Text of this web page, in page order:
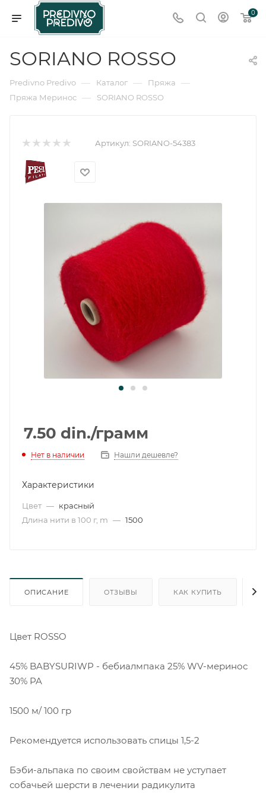
0
SORIANO ROSSO
Predivno Predivo — Каталог — Пряжа —
Пряжа Меринос — SORIANO ROSSO
Артикул: SORIANO-54383
7.50 din./грамм
Нет в наличии Нашли дешевле?
Характеристики
Цвет — красный
Длина нити в 100 г, m — 1500
ОПИСАНИЕ ОТЗЫВЫ КАК КУПИТЬ
Цвет ROSSO
45% BABYSURIWP - бебиалмпака 25% WV-меринос
30% PA
1500 м/ 100 гр
Рекомендуется использовать спицы 1,5-2
Бэби-альпака по своим свойствам не уступает
собачьей шерсти в лечении радикулита